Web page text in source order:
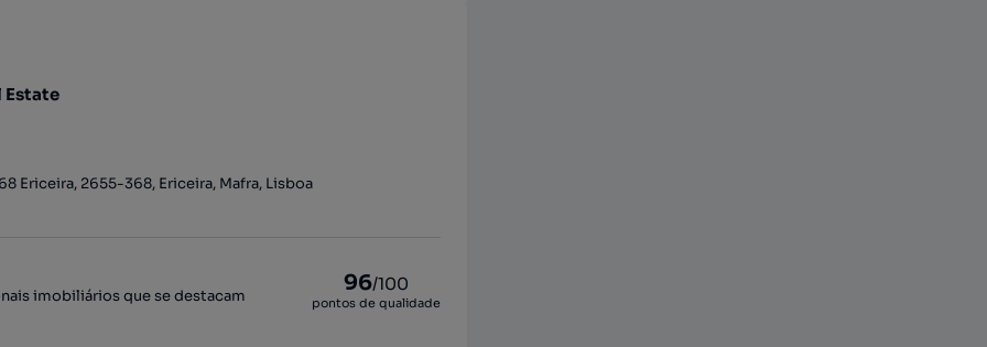
Estate
Ericeira, 2655-368, Ericeira, Mafra, Lisboa
imobiliários que se destacam 96/100
pontos de qualidade